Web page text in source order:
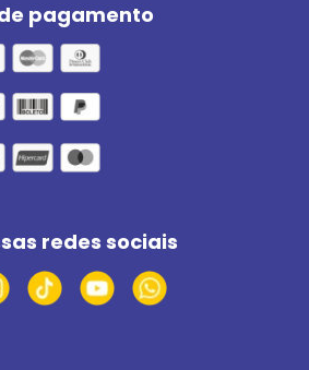
pagamento
redes sociais